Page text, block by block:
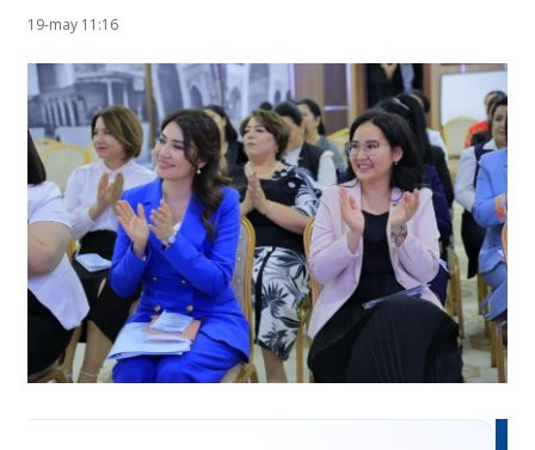
19-may 11:16